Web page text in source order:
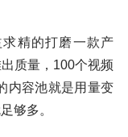
精的打磨一款产
质量，100个视频
内容池就是用量变
够多。